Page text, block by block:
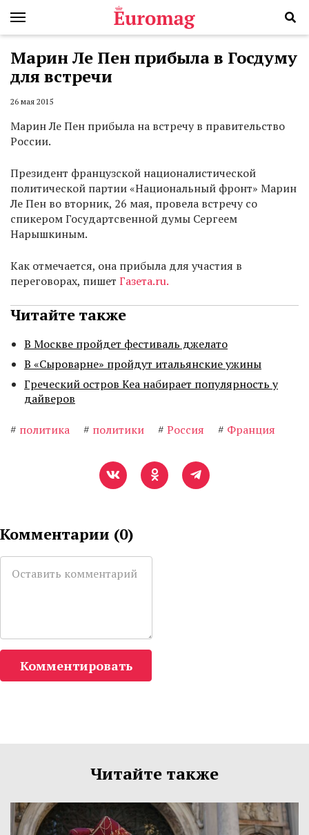
Марин Ле Пен прибыла в Госдуму
для встречи
26 мая 2015
Марин Ле Пен прибыла на встречу в правительство
России.
Президент французской националистической
политической партии «Национальный фронт» Марин
Ле Пен во вторник, 26 мая, провела встречу со
спикером Государтсвенной думы Сергеем
Нарышкиным.
Как отмечается, она прибыла для участия в
переговорах, пишет Газета.ru.
Читайте также
В Москве пройдет фестиваль джелато
В «Сыроварне» пройдут итальянские ужины
Греческий остров Кеа набирает популярность у
дайверов
# политика # политики # Россия # Франция
Комментарии (0)
Комментировать
Читайте также